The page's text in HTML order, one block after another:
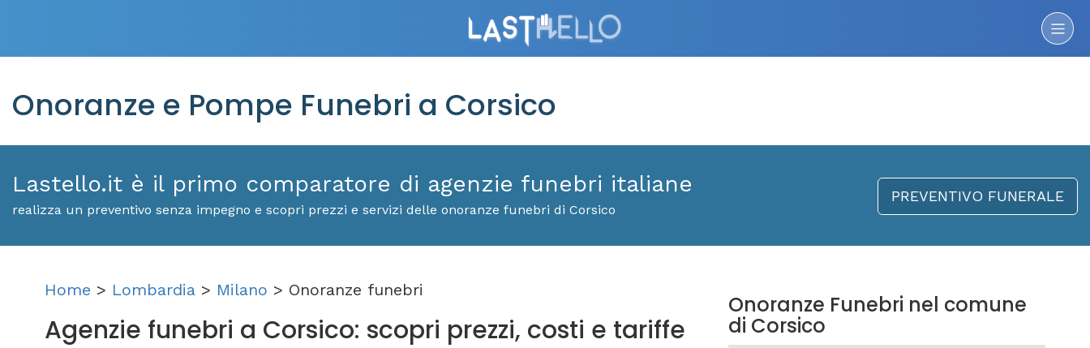
Onoranze e Pompe Funebri a Corsico
Lastello.it è il primo comparatore di agenzie funebri italiane
realizza un preventivo senza impegno e scopri prezzi e servizi delle onoranze funebri di Corsico
PREVENTIVO FUNERALE
Home > Lombardia > Milano > Onoranze funebri
Agenzie funebri a Corsico: scopri prezzi, costi e tariffe
Onoranze Funebri nel comune
di Corsico